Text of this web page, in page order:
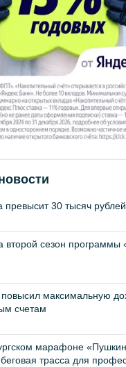
30 тысяч рублей
второй сезон программы
повысил максимальную
счетам
марафоне
трасса для